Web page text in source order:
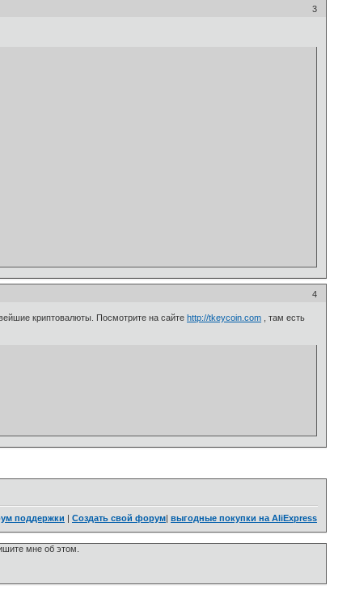
3
4
криптовалюты. Посмотрите на сайте http://tkeycoin.com , там есть
поддержки Создать свой форум выгодные покупки на AliExpress
мне об этом.